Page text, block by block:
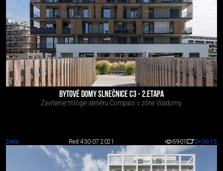
BYTOVÉ DOMY SLNEČNICE C3 - 2.ETAPA
Zavŕšenie trilógie ateliéru Compass v zóne Viladomy.
Diela Red 430.07.2021 5901 0+36-15